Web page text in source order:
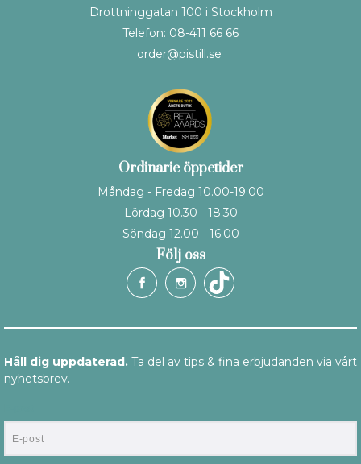
Drottninggatan 100 i Stockholm
Telefon: 08-411 66 66
order@pistill.se
Ordinarie öppetider
Måndag - Fredag 10.00-19.00
Lördag 10.30 - 18.30
Söndag 12.00 - 16.00
Följ oss
Håll dig uppdaterad. Ta del av tips & fina erbjudanden via vårt
nyhetsbrev.